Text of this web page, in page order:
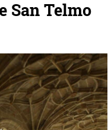
San Telmo